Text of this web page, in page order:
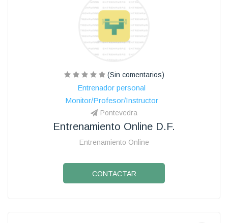
(Sin comentarios)
Entrenador personal
Monitor/Profesor/Instructor
Pontevedra
Entrenamiento Online D.f.
Entrenamiento Online
CONTACTAR